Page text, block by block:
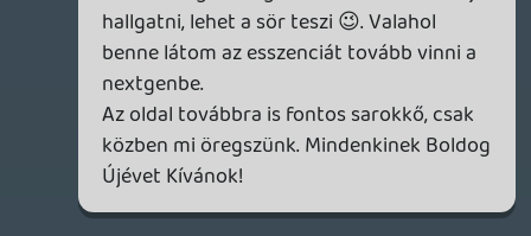
nagyon karcolgatja a BB-t minden téren.
lehet, hogy még mindig nem a FROM
szintje teljesen, de mindkét studió elsőre
ilyet tudott összerakni, második
nekifutásra mégjobb cuccot várnék.
Dead Spacehez meg annyit, hogy
szerintem a RE remakek sikerén felbuzdult
az EA, és látták benne a potenciált, meg
most ez tök jó tapasztalat volt a Motive-